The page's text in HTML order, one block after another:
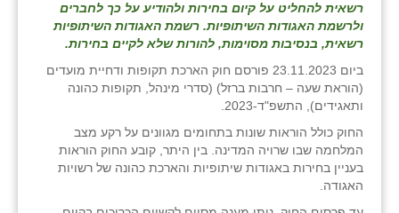
רשאית להחליט על קיום בחירות ולהודיע על כך לחברים
ולרשמת האגודות השיתופיות. רשמת האגודות השיתופיות
רשאית, בנסיבות מסוימות, להורות שלא לקיים בחירות.
ביום 23.11.2023 פורסם חוק הארכת תקופות ודחיית מועדים
(הוראת שעה – חרבות ברזל) (סדרי מינהל, תקופות כהונה
ותאגידים), התשפ"ד-2023.
החוק כולל הוראות שונות בתחומים מגוונים על רקע מצב
המלחמה שבו שרויה המדינה. בין היתר, קובע החוק הוראות
בעניין בחירות באגודות שיתופיות והארכת כהונה של רשויות
האגודה.
גנות
ורד יריחו
דקל
הדר עם
חבצלת השרון